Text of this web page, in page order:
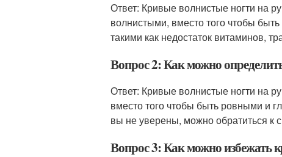
Ответ: Кривые волнистые ногти на
волнистыми, вместо того чтобы
такими как недостаток витаминов,
Вопрос 2: Как можно
Ответ: Кривые волнистые ногти на
вместо того чтобы быть ровными и
вы не уверены, можно обратиться к
Вопрос 3: Как можно избежать